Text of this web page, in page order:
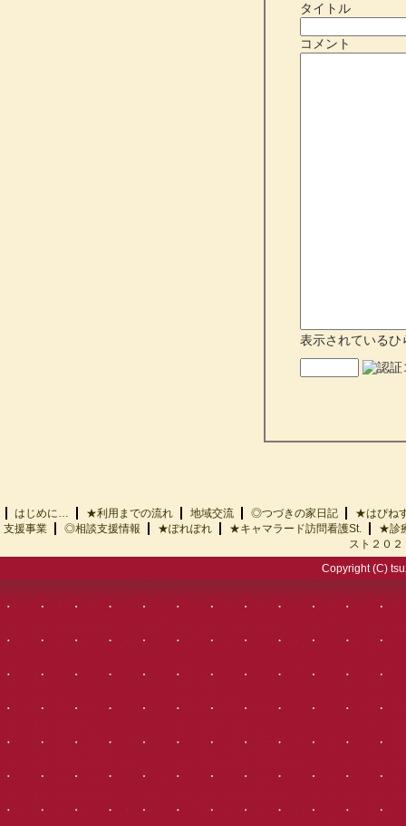
タイトル
コメント
表示されているひ
はじめに… ★利用までの流れ 地域交流 ◎つづきの家日記
★はぴ
支援事業
◎相談支援情報 ★ぽれぽれ ★キャマラード訪問看護St.
★診
スト２０２
Copyright (C)